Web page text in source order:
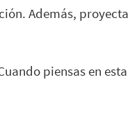
Además,
piensas en